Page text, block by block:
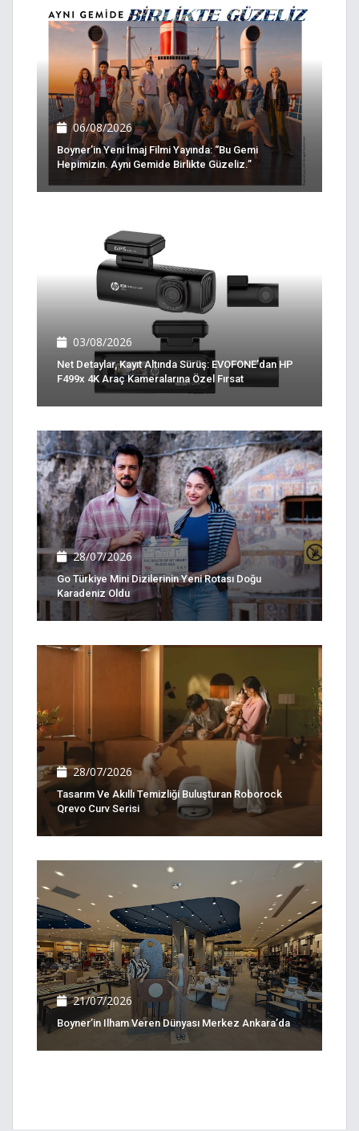
06/08/2026
Boyner’in Yeni İmaj Filmi Yayında: “Bu Gemi
Hepimizin. Aynı Gemide Birlikte Güzeliz.”
03/08/2026
Net Detaylar, Kayıt Altında Sürüş: EVOFONE’dan HP
F499x 4K Araç Kameralarına Özel Fırsat
28/07/2026
Go Türkiye Mini Dizilerinin Yeni Rotası Doğu
Karadeniz Oldu
28/07/2026
Tasarım Ve Akıllı Temizliği Buluşturan Roborock
Qrevo Curv Serisi
21/07/2026
Boyner’in Ilham Veren Dünyası Merkez Ankara’da